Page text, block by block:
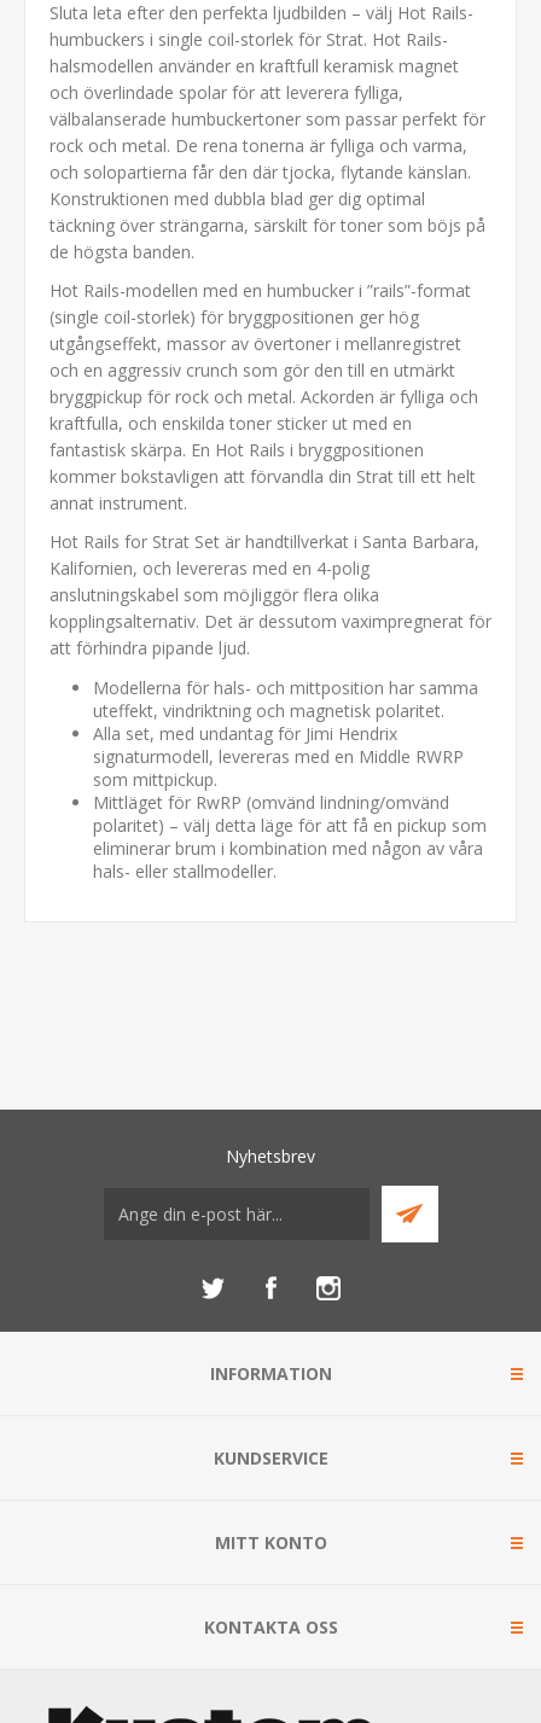
Sluta leta efter den perfekta ljudbilden – välj Hot Rails-
humbuckers i single coil-storlek för Strat. Hot Rails-
halsmodellen använder en kraftfull keramisk magnet
och överlindade spolar för att leverera fylliga,
välbalanserade humbuckertoner som passar perfekt för
rock och metal. De rena tonerna är fylliga och varma,
och solopartierna får den där tjocka, flytande känslan.
Konstruktionen med dubbla blad ger dig optimal
täckning över strängarna, särskilt för toner som böjs på
de högsta banden.
Hot Rails-modellen med en humbucker i ”rails”-format
(single coil-storlek) för bryggpositionen ger hög
utgångseffekt, massor av övertoner i mellanregistret
och en aggressiv crunch som gör den till en utmärkt
bryggpickup för rock och metal. Ackorden är fylliga och
kraftfulla, och enskilda toner sticker ut med en
fantastisk skärpa. En Hot Rails i bryggpositionen
kommer bokstavligen att förvandla din Strat till ett helt
annat instrument.
Hot Rails for Strat Set är handtillverkat i Santa Barbara,
Kalifornien, och levereras med en 4-polig
anslutningskabel som möjliggör flera olika
kopplingsalternativ. Det är dessutom vaximpregnerat för
att förhindra pipande ljud.
Modellerna för hals- och mittposition har samma
uteffekt, vindriktning och magnetisk polaritet.
Alla set, med undantag för Jimi Hendrix
signaturmodell, levereras med en Middle RWRP
som mittpickup.
Mittläget för RwRP (omvänd lindning/omvänd
polaritet) – välj detta läge för att få en pickup som
eliminerar brum i kombination med någon av våra
hals- eller stallmodeller.
Nyhetsbrev
INFORMATION
KUNDSERVICE
MITT KONTO
KONTAKTA OSS